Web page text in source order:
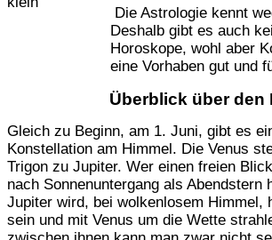
Die Astrologie kennt
Deshalb gibt es auch
Horoskope, wohl aber
eine Vorhaben gut und
Überblick über den
Gleich zu Beginn, am 1. Juni, gibt es
Konstellation am Himmel. Die Venus
Trigon zu Jupiter. Wer einen freien
nach Sonnenuntergang als Abendstern
Jupiter wird, bei wolkenlosem Himmel,
sein und mit Venus um die Wette